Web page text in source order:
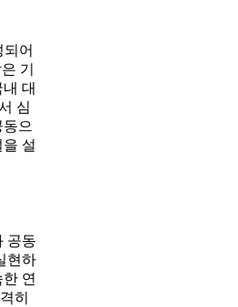
어
기
대
심
으
설
공동
현하
연
히